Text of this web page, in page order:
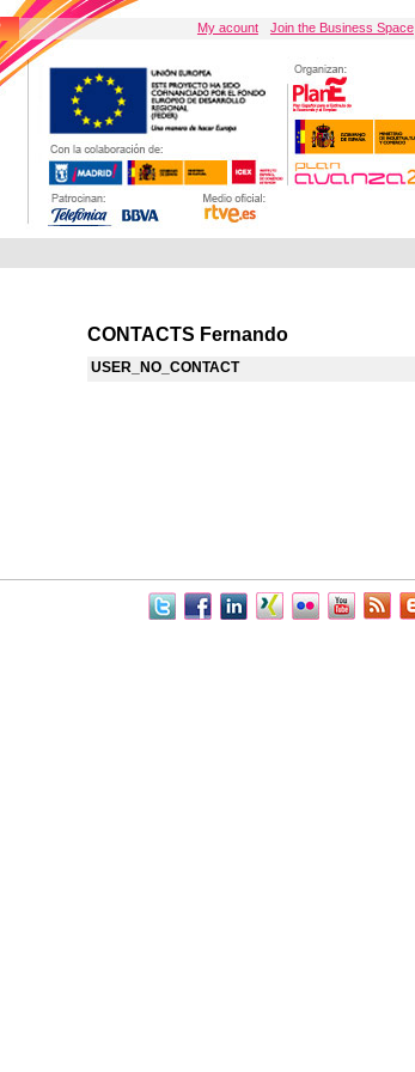
My acount Join the Business Space
CONTACTS Fernando
USER_NO_CONTACT